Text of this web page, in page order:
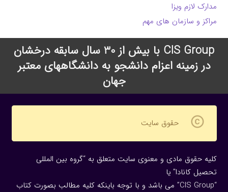
مدارک لازم ویزا
مراکز و سازمان های مهم
CIS Group با بیش از 30 سال سابقه درخشان
در زمینه اعزام دانشجو به دانشگاههای معتبر
جهان
copyright حقوق سایت
کلیه حقوق مادی و معنوی سایت متعلق به “گروه بین المللی
تحصیل کانادا” یا
“CIS Group” می باشد و با توجه باینکه کلیه مطالب بصورت کتاب